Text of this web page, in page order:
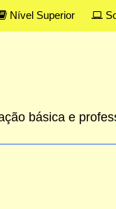
Nível Superior
básica e